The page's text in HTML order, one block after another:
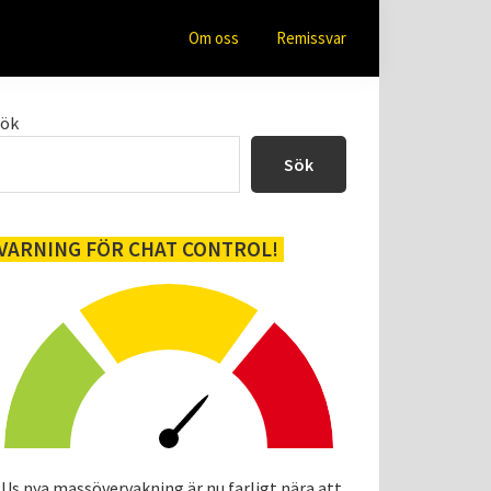
Om oss Remissvar
Sök
FÖR CHAT CONTROL!